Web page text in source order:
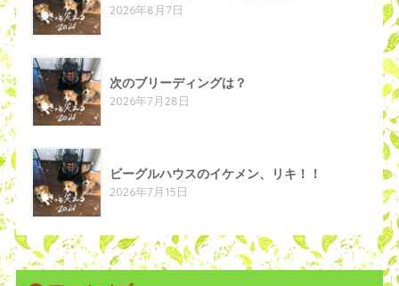
2026年8月7日
次のブリーディングは？
2026年7月28日
ビーグルハウスのイケメン、リキ！！
2026年7月15日